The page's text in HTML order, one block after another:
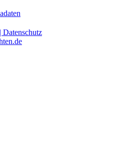
Datenschutz